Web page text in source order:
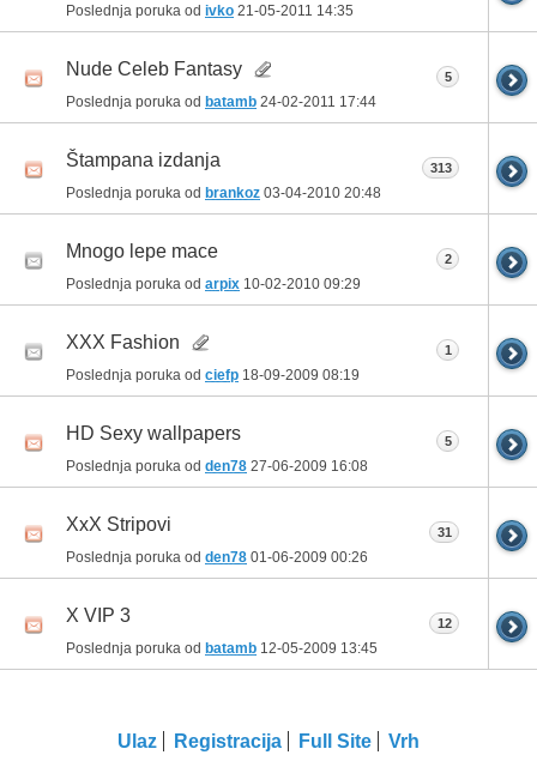
Poslednja poruka od ivko 21-05-2011 14:35
Nude Celeb Fantasy
Poslednja poruka od batamb 24-02-2011 17:44
5
Štampana izdanja
Poslednja poruka od brankoz 03-04-2010 20:48
313
Mnogo lepe mace
Poslednja poruka od arpix 10-02-2010 09:29
2
XXX Fashion
Poslednja poruka od ciefp 18-09-2009 08:19
1
HD Sexy wallpapers
Poslednja poruka od den78 27-06-2009 16:08
5
XxX Stripovi
Poslednja poruka od den78 01-06-2009 00:26
31
X VIP 3
Poslednja poruka od batamb 12-05-2009 13:45
12
Ulaz Registracija Full Site Vrh